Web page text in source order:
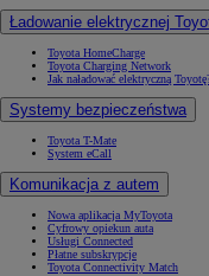
Ładowanie elektrycznej
Toyota HomeCharge
Toyota Charging Network
Jak naładować elektryczną
Systemy bezpieczeństwa
Toyota T-Mate
System eCall
Komunikacja z autem
Nowa aplikacja MyToyota
Cyfrowy opiekun auta
Usługi Connected
Płatne subskrypcje
Toyota Connectivity Match